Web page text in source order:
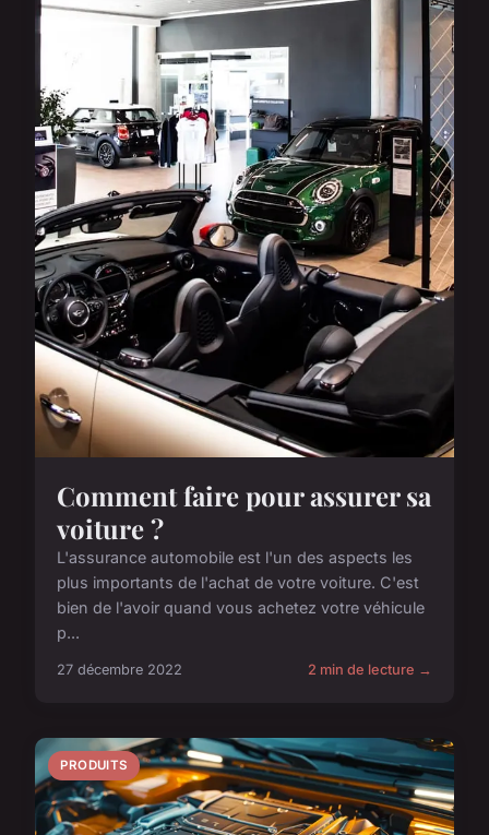
Comment faire pour assurer sa
voiture ?
L'assurance automobile est l'un des aspects les
plus importants de l'achat de votre voiture. C'est
bien de l'avoir quand vous achetez votre véhicule
p...
27 décembre 2022 2 min de lecture →
PRODUITS